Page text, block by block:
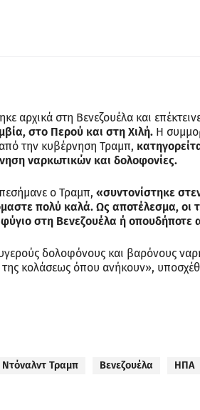
αρχικά στη Βενεζουέλα και
στο Περού και στη Χιλή. Η
από την κυβέρνηση Τραμπ,
ναρκωτικών και δολοφονίες.
ο Τραμπ, «συντονίστηκε
πολύ καλά. Ως αποτέλεσμα, οι
στη Βενεζουέλα ή οπουδήποτε
δολοφόνους και βαρόνους
της κολάσεως όπου ανήκουν»,
Ντόναλντ Τραμπ Βενεζουέλα ΗΠΑ